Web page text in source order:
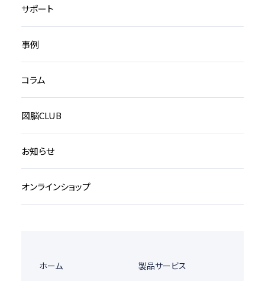
サポート
事例
コラム
図脳CLUB
お知らせ
オンラインショップ
ホーム 製品サービス